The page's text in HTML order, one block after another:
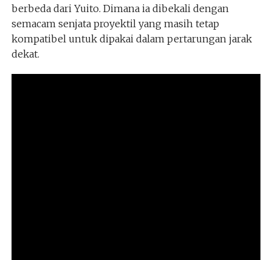
berbeda dari Yuito. Dimana ia dibekali dengan
semacam senjata proyektil yang masih tetap
kompatibel untuk dipakai dalam pertarungan jarak
dekat.